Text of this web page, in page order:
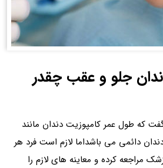
جلو و عقب چقدر
که طول عمر کامپوزیت دندان مانند
دائمی می باشداما لازم است فرد هر
مراجعه کرده و معاینه های لازم را